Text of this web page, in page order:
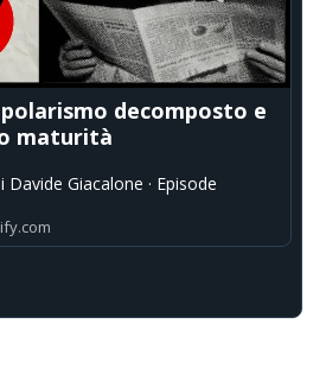
decomposto e
maturità
Davide Giacalone · Episode